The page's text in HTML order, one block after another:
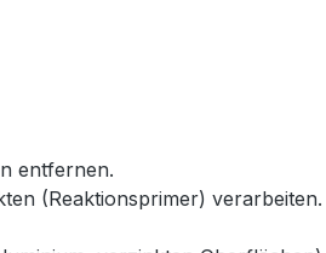
entfernen.
(Reaktionsprimer) verarbeiten.